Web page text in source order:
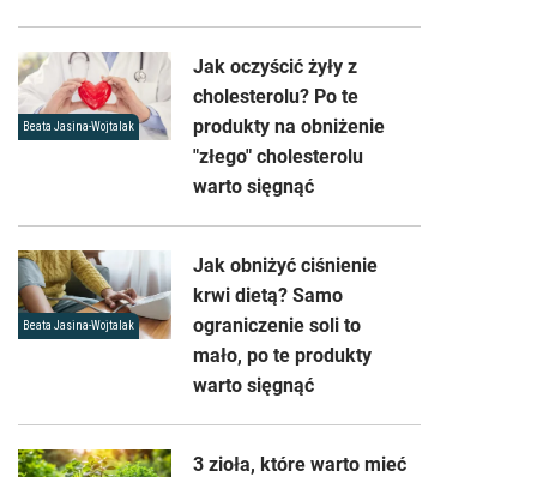
Beata Jasina-Wojtalak
Jak oczyścić żyły z
cholesterolu? Po te
produkty na obniżenie
"złego" cholesterolu
warto sięgnąć
Beata Jasina-Wojtalak
Jak obniżyć ciśnienie
krwi dietą? Samo
ograniczenie soli to
mało, po te produkty
warto sięgnąć
3 zioła, które warto mieć